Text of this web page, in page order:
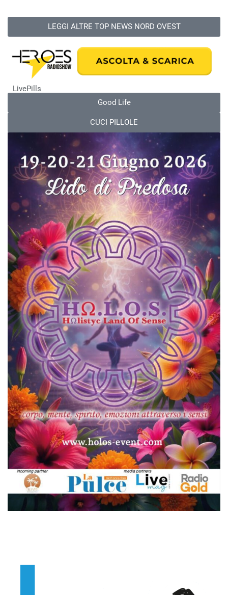
LEGGI ALTRE TOP NEWS NORD OVEST
LivePills
Good Life
CUCI PILLOLE